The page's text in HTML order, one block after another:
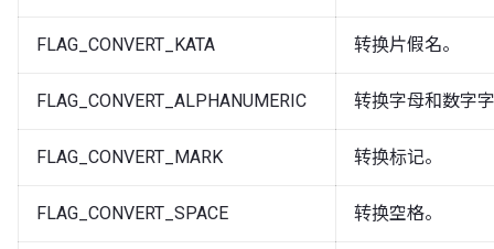
FLAG_CONVERT_KATA 转换片假名。
FLAG_CONVERT_ALPHANUMERIC 转换字母和数字
FLAG_CONVERT_MARK 转换标记。
FLAG_CONVERT_SPACE 转换空格。